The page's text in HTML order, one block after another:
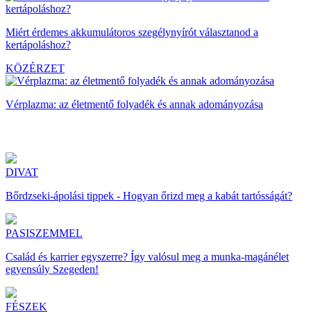
Miért érdemes akkumulátoros szegélynyírót választanod a
kertápoláshoz?
KÖZÉRZET
Vérplazma: az életmentő folyadék és annak adományozása
DIVAT
Bőrdzseki-ápolási tippek - Hogyan őrizd meg a kabát tartósságát?
PASISZEMMEL
Család és karrier egyszerre? Így valósul meg a munka-magánélet
egyensúly Szegeden!
FÉSZEK